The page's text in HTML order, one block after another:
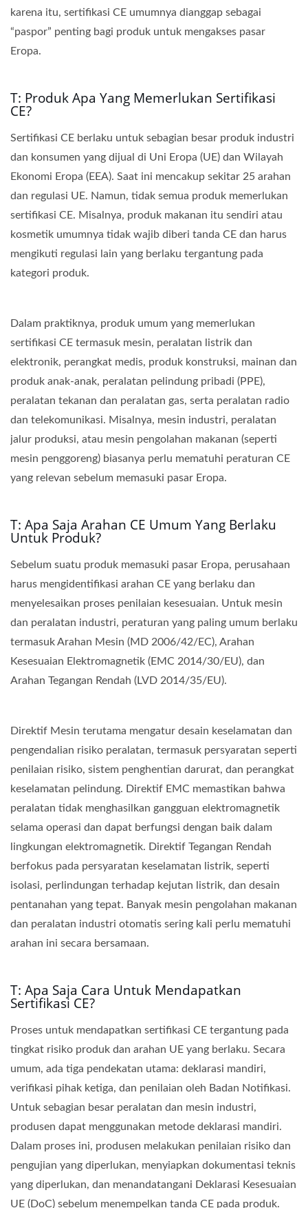
karena itu, sertifikasi CE umumnya dianggap sebagai
“paspor” penting bagi produk untuk mengakses pasar
Eropa.
T: Produk Apa Yang Memerlukan Sertifikasi
CE?
Sertifikasi CE berlaku untuk sebagian besar produk industri
dan konsumen yang dijual di Uni Eropa (UE) dan Wilayah
Ekonomi Eropa (EEA). Saat ini mencakup sekitar 25 arahan
dan regulasi UE. Namun, tidak semua produk memerlukan
sertifikasi CE. Misalnya, produk makanan itu sendiri atau
kosmetik umumnya tidak wajib diberi tanda CE dan harus
mengikuti regulasi lain yang berlaku tergantung pada
kategori produk.
Dalam praktiknya, produk umum yang memerlukan
sertifikasi CE termasuk mesin, peralatan listrik dan
elektronik, perangkat medis, produk konstruksi, mainan dan
produk anak-anak, peralatan pelindung pribadi (PPE),
peralatan tekanan dan peralatan gas, serta peralatan radio
dan telekomunikasi. Misalnya, mesin industri, peralatan
jalur produksi, atau mesin pengolahan makanan (seperti
mesin penggoreng) biasanya perlu mematuhi peraturan CE
yang relevan sebelum memasuki pasar Eropa.
T: Apa Saja Arahan CE Umum Yang Berlaku
Untuk Produk?
Sebelum suatu produk memasuki pasar Eropa, perusahaan
harus mengidentifikasi arahan CE yang berlaku dan
menyelesaikan proses penilaian kesesuaian. Untuk mesin
dan peralatan industri, peraturan yang paling umum berlaku
termasuk Arahan Mesin (MD 2006/42/EC), Arahan
Kesesuaian Elektromagnetik (EMC 2014/30/EU), dan
Arahan Tegangan Rendah (LVD 2014/35/EU).
Direktif Mesin terutama mengatur desain keselamatan dan
pengendalian risiko peralatan, termasuk persyaratan seperti
penilaian risiko, sistem penghentian darurat, dan perangkat
keselamatan pelindung. Direktif EMC memastikan bahwa
peralatan tidak menghasilkan gangguan elektromagnetik
selama operasi dan dapat berfungsi dengan baik dalam
lingkungan elektromagnetik. Direktif Tegangan Rendah
berfokus pada persyaratan keselamatan listrik, seperti
isolasi, perlindungan terhadap kejutan listrik, dan desain
pentanahan yang tepat. Banyak mesin pengolahan makanan
dan peralatan industri otomatis sering kali perlu mematuhi
arahan ini secara bersamaan.
T: Apa Saja Cara Untuk Mendapatkan
Sertifikasi CE?
Proses untuk mendapatkan sertifikasi CE tergantung pada
tingkat risiko produk dan arahan UE yang berlaku. Secara
umum, ada tiga pendekatan utama: deklarasi mandiri,
verifikasi pihak ketiga, dan penilaian oleh Badan Notifikasi.
Untuk sebagian besar peralatan dan mesin industri,
produsen dapat menggunakan metode deklarasi mandiri.
Dalam proses ini, produsen melakukan penilaian risiko dan
pengujian yang diperlukan, menyiapkan dokumentasi teknis
yang diperlukan, dan menandatangani Deklarasi Kesesuaian
UE (DoC) sebelum menempelkan tanda CE pada produk.